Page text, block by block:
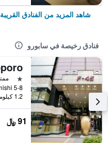
شاهد المزيد من الفنادق القريبة
فنادق رخيصة في سابورو
نجمة
1.2 كيلومتر عن وسط المدينة
91 ﷼